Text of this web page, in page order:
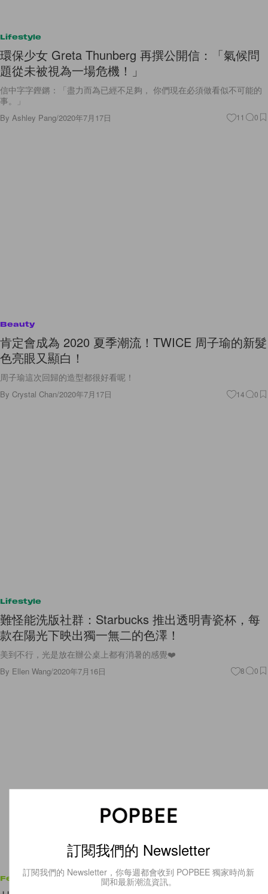
Lifestyle
環保少女 Greta Thunberg 再撰公開信：「氣候問
題從未被視為一場危機！」
信中字字鏗鏘：「盡力而為已經不足夠， 你們現在必須做看似不可能的
事。」
By Ashley Pang/2020年7月17日 11 0
Beauty
肯定會成為 2020 夏季潮流！TWICE 周子瑜的新髮
色亮眼又顯白！
周子瑜這次回歸的造型都很好看呢！
By Crystal Chan/2020年7月17日 14 0
Lifestyle
難怪能洗版社群：Starbucks 推出透明青瓷杯，每
款在陽光下映出獨一無二的色澤！
美到不行，光是放在辦公桌上都有消暑的感覺❤️
By Ellen Wang/2020年7月16日 8 0
Features
訂閱我們的 Newsletter
訂閱我們的 Newsletter，你每週都會收到 POPBEE 獨家時尚新
聞和最新潮流資訊。